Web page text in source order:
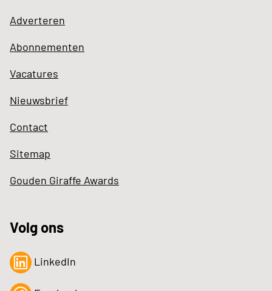
Adverteren
Abonnementen
Vacatures
Nieuwsbrief
Contact
Sitemap
Gouden Giraffe Awards
Volg ons
LinkedIn